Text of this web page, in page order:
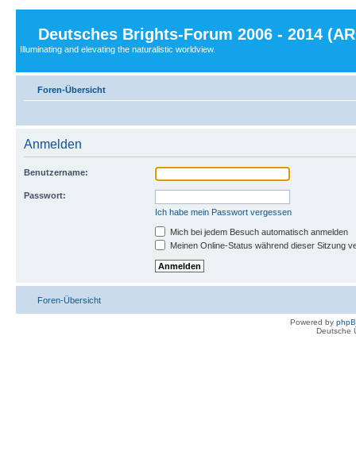
Deutsches Brights-Forum 2006 - 2014
Illuminating and elevating the naturalistic worldview.
Foren-Übersicht
Anmelden
Benutzername:
Passwort:
Ich habe mein Passwort vergessen
Mich bei jedem Besuch automatisch anmelden
Meinen Online-Status während dieser Sitzung
Foren-Übersicht
Powered by
Deutsche